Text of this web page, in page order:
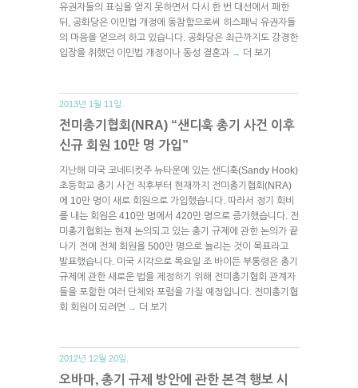
유권자들의 표심을 얻지 못하면서 다시 한 번 대선에서 패한
뒤, 공화당은 이민법 개정에 동참함으로써 히스패닉 유권자들
의 마음을 얻으려 하고 있습니다. 공화당은 최근까지도 강경한
입장을 취했던 이민법 개정이나 동성 결혼과 → 더 보기
2013년 1월 11일.
전미총기협회(NRA) “샌디훅 총기 사건 이후
신규 회원 10만 명 가입”
지난해 미국 코네티컷주 뉴타운에 있는 샌디훅(Sandy Hook)
초등학교 총기 사건 직후부터 현재까지 전미총기협회(NRA)
에 10만 명이 새로 회원으로 가입했습니다. 따라서 정기 회비
를 내는 회원은 410만 명에서 420만 명으로 증가했습니다. 전
미총기협회는 현재 논의되고 있는 총기 규제에 관한 논의가 끝
나기 전에 전체 회원을 500만 명으로 늘리는 것이 목표라고
발표했습니다. 미국 시각으로 목요일 조 바이든 부통령은 총기
규제에 관한 새로운 법을 제정하기 위해 전미총기협회 관계자
들을 포함한 여러 단체와 포럼을 가질 예정입니다. 전미총기협
회 회원이 되려면 → 더 보기
2012년 12월 20일.
오바마, 총기 규제 방안에 관한 본격 행보 시